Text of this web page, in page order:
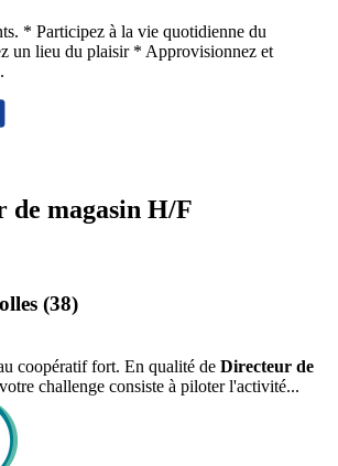
* Participez à la vie quotidienne du
un lieu du plaisir * Approvisionnez et
de magasin H/F
(38)
coopératif fort. En qualité de Directeur de
challenge consiste à piloter l'activité...